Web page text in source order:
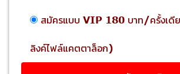
สมัครแบบ VIP 180 บาท/ครั้งเดี
ลิงค์ไฟล์แคตตาล็อก)